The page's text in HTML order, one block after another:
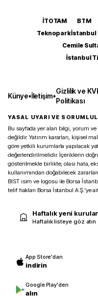
İTOTAM BTM
Teknopark İstanbul
Cemile
İstanbul
Künye•İletişim•
Gizlilik ve
Politikası
YASAL UYARI VE
Bu sayfada yer alan bilgi, yorum ve
değildir. Yatırım kararları, kişisel
göre yetkili kurumlarla yapılacak
değerlendirilmelidir. İçeriklerin
gösterilmekle birlikte, olası hata,
kullanımından doğabilecek
BIST isim ve logosu ile Borsa
telif hakları Borsa İstanbul A.Ş.’ye
Haftalık yeni
Haftalık listeye göz atın
App Store'dan
indirin
Google Play'den
alın